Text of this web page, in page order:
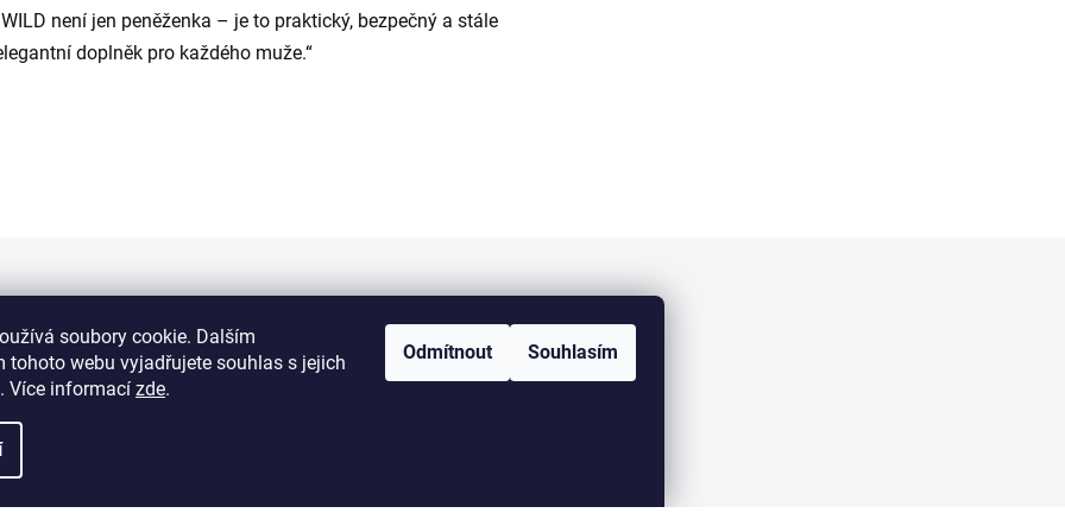
soubory cookie. Dalším
tohoto webu vyjadřujete souhlas s jejich
Více informací zde.
Odmítnout Souhlasím
není jen peněženka – je to praktický, bezpečný a stále
doplněk pro každého muže.“
Informace pro vás
Kontakty
Facebook